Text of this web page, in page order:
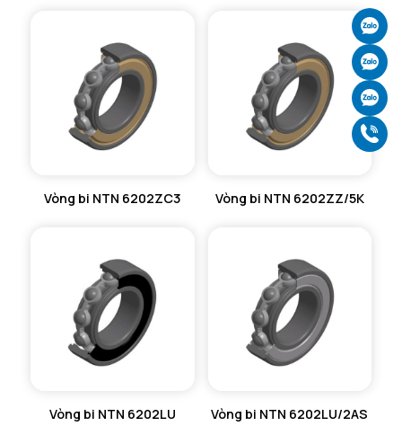
Vòng bi NTN 6202ZC3 Vòng bi NTN 6202ZZ/5K
Vòng bi NTN 6202LU Vòng bi NTN 6202LU/2AS